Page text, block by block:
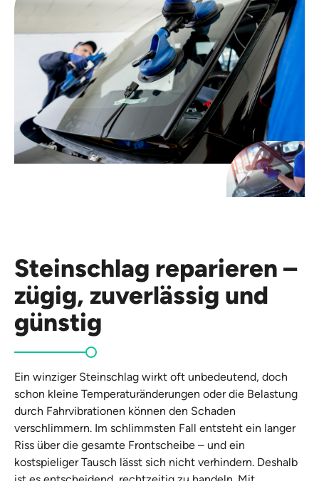
Steinschlag reparieren –
zügig, zuverlässig und
günstig
Ein winziger Steinschlag wirkt oft unbedeutend, doch
schon kleine Temperaturänderungen oder die Belastung
durch Fahrvibrationen können den Schaden
verschlimmern. Im schlimmsten Fall entsteht ein langer
Riss über die gesamte Frontscheibe – und ein
kostspieliger Tausch lässt sich nicht verhindern. Deshalb